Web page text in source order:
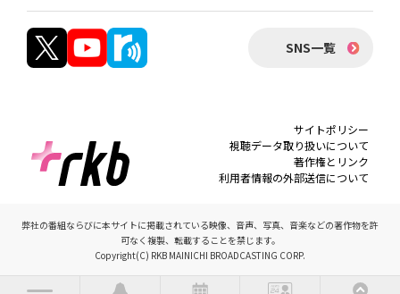
SNS一覧
サイトポリシー
視聴データ取り扱いについて
著作権とリンク
利用者情報の外部送信について
弊社の番組ならびに本サイトに掲載されている映像、音声、写真、音楽などの著作物を許
可なく複製、転載することを禁じます。
Copyright(C) RKB MAINICHI BROADCASTING CORP.